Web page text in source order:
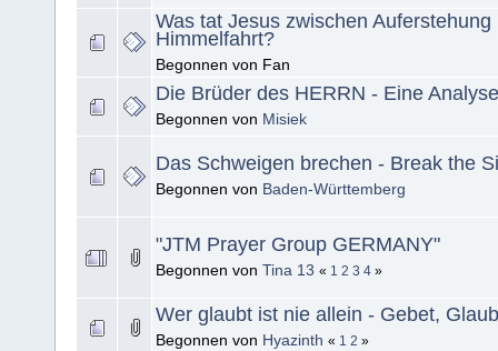
Was tat Jesus zwischen Auferstehung
Himmelfahrt?
Begonnen von Fan
Die Brüder des HERRN - Eine
Begonnen von Misiek
Das Schweigen brechen - Break the
Begonnen von Baden-Württemberg
"JTM Prayer Group GERMANY"
Begonnen von Tina 13 « 1 2 3 4 »
Wer glaubt ist nie allein - Gebet,
Begonnen von Hyazinth « 1 2 »